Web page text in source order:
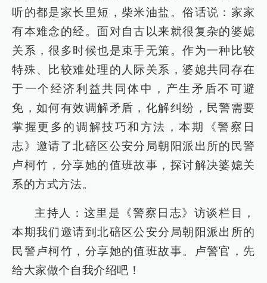
听的都是家长里短，柴米油盐。俗话说：家家
有本难念的经。面对自古以来就很复杂的婆媳
关系，很多时候也是束手无策。作为一种比较
特殊、比较难处理的人际关系，婆媳共同存在
于一个经济利益共同体中，产生矛盾不可避
免，如何有效调解矛盾，化解纠纷，民警需要
掌握更多的调解技巧和方法，本期《警察日
志》邀请了北碚区公安分局朝阳派出所的民警
卢柯竹，分享她的值班故事，探讨解决婆媳关
系的方式方法。
主持人：这里是《警察日志》访谈栏目，
本期我们邀请到北碚区公安分局朝阳派出所的
民警卢柯竹，分享她的值班故事。卢警官，先
给大家做个自我介绍吧！